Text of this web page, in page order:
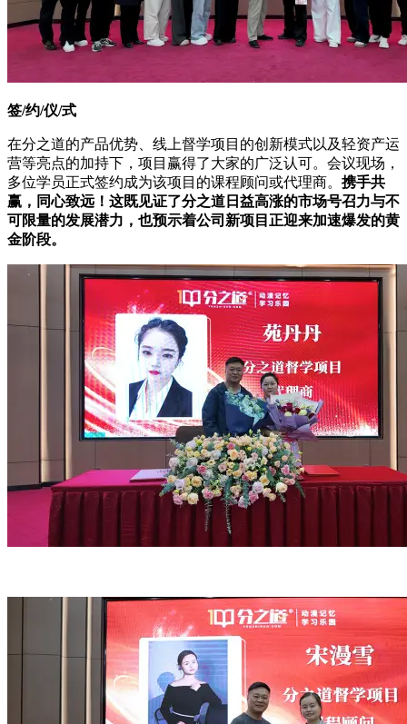
签/约/仪/式
在分之道的产品优势、线上督学项目的创新模式以及轻资产运
营等亮点的加持下，项目赢得了大家的广泛认可。会议现场，
多位学员正式签约成为该项目的课程顾问或代理商。 携手共
赢，同心致远！这既见证了分之道日益高涨的市场号召力与不
可限量的发展潜力，也预示着公司新项目正迎来加速爆发的黄
金阶段。